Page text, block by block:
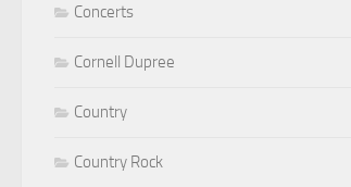
Concerts
Cornell Dupree
Country
Country Rock